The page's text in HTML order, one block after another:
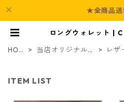
★全商品送
ロングウォレット |
HOM
当店オリジナル商
レザ
ITEM LIST